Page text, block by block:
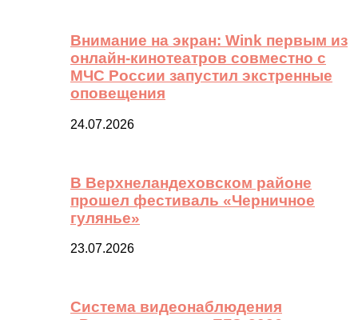
Внимание на экран: Wink первым из
онлайн-кинотеатров совместно с
МЧС России запустил экстренные
оповещения
24.07.2026
В Верхнеландеховском районе
прошел фестиваль «Черничное
гулянье»
23.07.2026
Система видеонаблюдения